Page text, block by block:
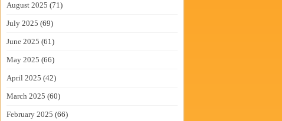
August 2025 (71)
July 2025 (69)
June 2025 (61)
May 2025 (66)
April 2025 (42)
March 2025 (60)
February 2025 (66)